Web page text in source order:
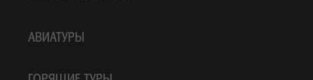
АВИАТУРЫ